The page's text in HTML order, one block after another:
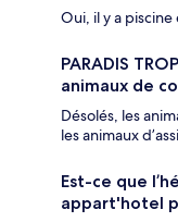
Oui, il y a
PARADIS
animaux de
Désolés, les
les animaux
Est-ce que
appart'hotel